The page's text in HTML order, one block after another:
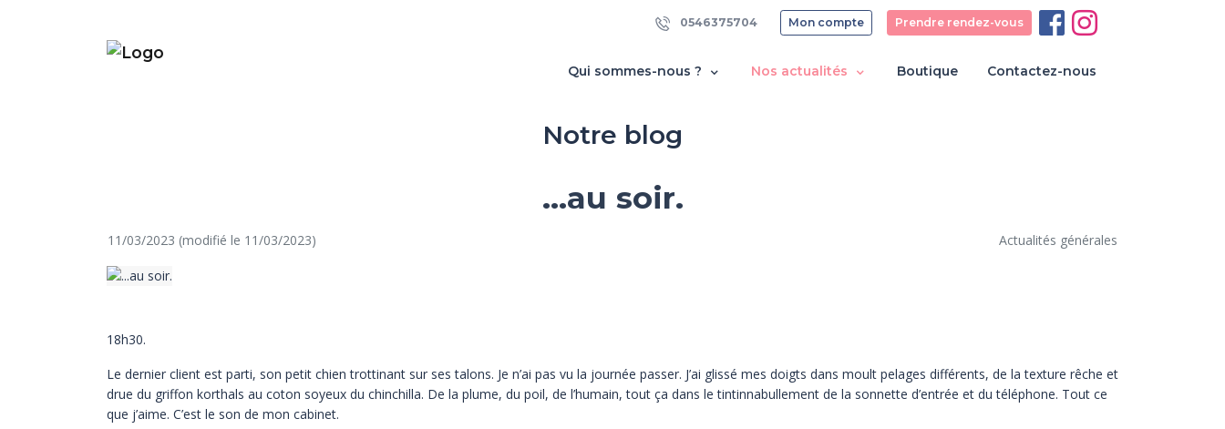
Qui sommes-nous ? Nos actualités Boutique Contactez-nous
0546375704 Mon compte Prendre rendez-vous
Notre blog
...au soir.
11/03/2023 (modifié le 11/03/2023) Actualités générales
18h30.
Le dernier client est parti, son petit chien trottinant sur ses talons. Je n’ai pas vu la journée passer. J’ai glissé mes doigts dans moult pelages différents, de la texture rêche et
drue du griffon korthals au coton soyeux du chinchilla. De la plume, du poil, de l’humain, tout ça dans le tintinnabullement de la sonnette d’entrée et du téléphone. Tout ce
que j’aime. C’est le son de mon cabinet.